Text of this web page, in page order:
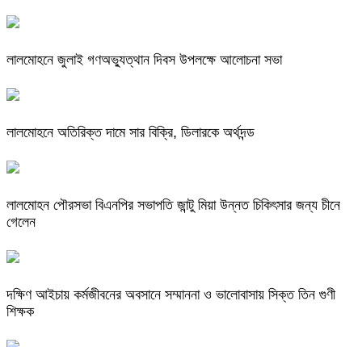
লালমোহনে জুলাই গণঅভ্যুত্থান দিবস উপলক্ষে আলোচনা সভা
লালমোহনে অতিরিক্ত দামে সার বিক্রি, ডিলারকে অর্থদন্ড
লালমোহন পৌরসভা বিএনপির সভাপতি জান্টু মিয়া উন্নত চিকিৎসার জন্য চীনে
গেলেন
দক্ষিণ আইচায় কর্মজীবনের অবসানে সম্মাননা ও ভালোবাসায় সিক্ত তিন গুণী
শিক্ষক